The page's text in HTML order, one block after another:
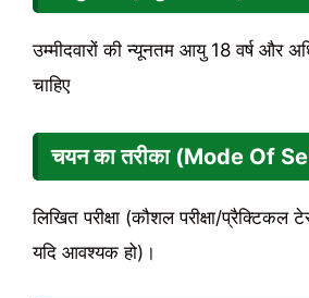
उम्मीदवारों की न्यूनतम आयु 18 वर्ष और
चाहिए
चयन का तरीका (Mode Of
लिखित परीक्षा (कौशल परीक्षा/प्रैक्टिकल
यदि आवश्यक हो)।